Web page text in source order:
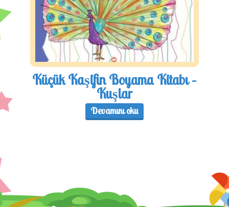
Küçük Kaşifin Boyama Kitabı –
Kuşlar
Devamını oku